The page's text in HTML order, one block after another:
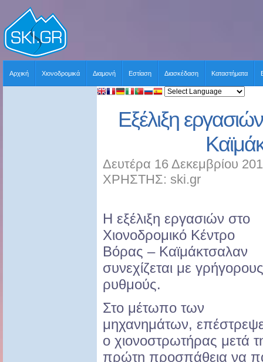
Αρχική Χιονοδρομικά Διαμονή Εστίαση Διασκέδαση Καταστήματα
Εξέλιξη
Δευτέρα 16 Δεκεμβρίου
ΧΡΗΣΤΗΣ: ski.gr
Η εξέλιξη εργασιών στο
Χιονοδρομικό Κέντρο
Βόρας – Καϊμάκτσαλαν
συνεχίζεται με γρήγορους
ρυθμούς.
Στο μέτωπο των
μηχανημάτων,
ο χιονοστρωτήρας μετά
πρώτη προσπάθεια να